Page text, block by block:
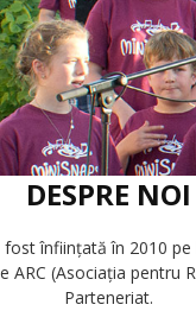
DESPRE NOI
înfiinţată în 2010
(Asociaţia pentru
Parteneriat.